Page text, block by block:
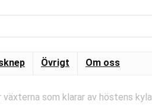
Övrigt Om oss
växterna som klarar av höstens kyla